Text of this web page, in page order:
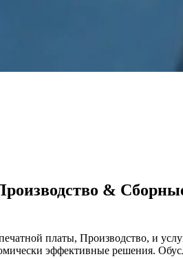
&
платы, Производство, и
эффективные решения.